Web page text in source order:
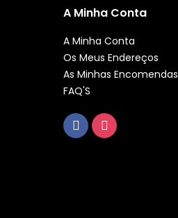
A Minha Conta
A Minha Conta
Os Meus Endereços
As Minhas Encomendas
FAQ'S